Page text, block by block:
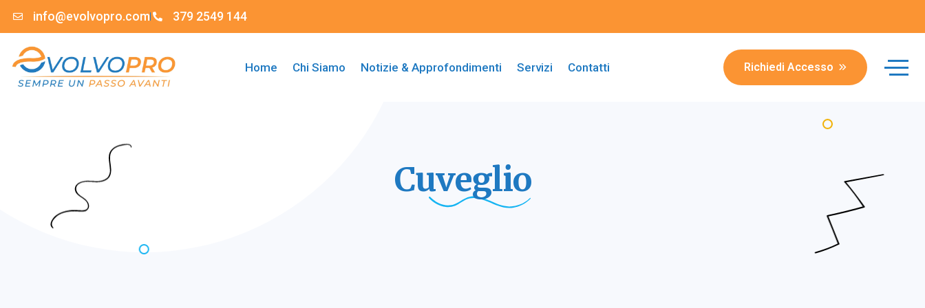
info@evolvopro.com 379 2549 144
Home Chi Siamo Notizie & Approfondimenti Servizi Contatti Richiedi Accesso
Cuveglio